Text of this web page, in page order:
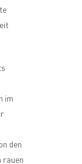
im
den
rauen